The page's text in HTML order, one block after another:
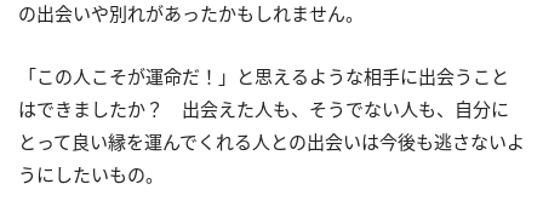
の出会いや別れがあったかもしれません。
「この人こそが運命だ！」と思えるような相手に出会うこと
はできましたか？ 出会えた人も、そうでない人も、自分に
とって良い縁を運んでくれる人との出会いは今後も逃さないよ
うにしたいもの。